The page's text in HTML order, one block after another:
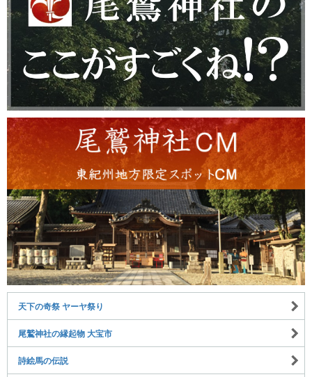
天下の奇祭 ヤーヤ祭り
尾鷲神社の縁起物 大宝市
詩絵馬の伝説